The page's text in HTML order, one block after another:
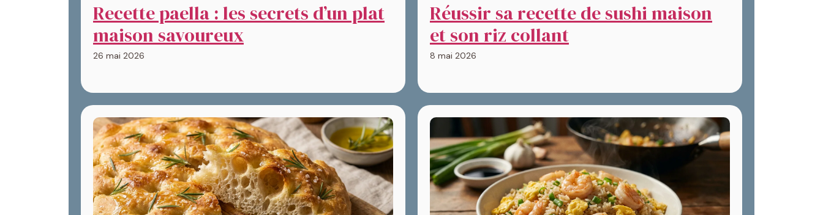
Recette paella : les secrets d’un plat
maison savoureux
26 mai 2026
Réussir sa recette de sushi maison
et son riz collant
8 mai 2026